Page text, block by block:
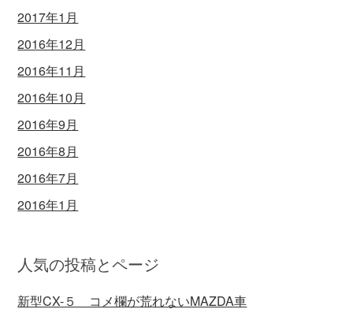
2017年1月
2016年12月
2016年11月
2016年10月
2016年9月
2016年8月
2016年7月
2016年1月
人気の投稿とページ
新型CX-５ コメ欄が荒れないMAZDA車